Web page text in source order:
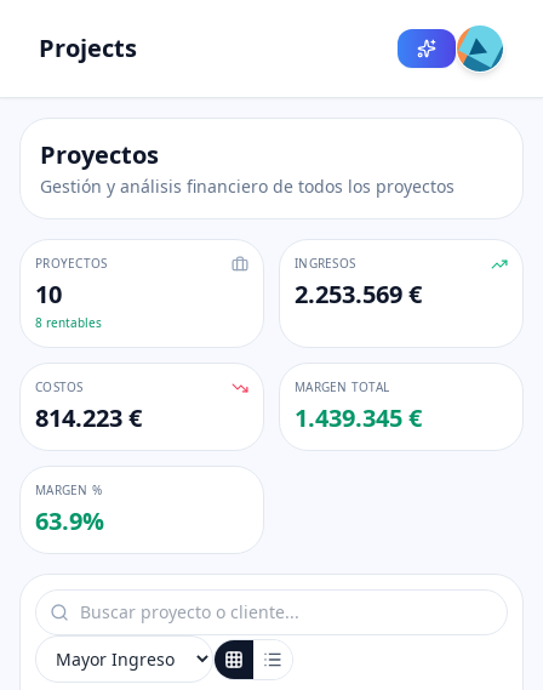
Projects
Proyectos
Gestión y análisis financiero de todos los proyectos
PROYECTOS
10
8 rentables
INGRESOS
2.253.569 €
COSTOS
814.223 €
MARGEN TOTAL
1.439.345 €
MARGEN %
63.9%